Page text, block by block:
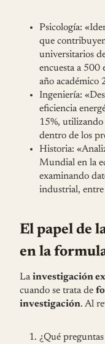
Psicología:
que
universitarios
encuesta a 500
año académico
Ingeniería:
eficiencia
15%, utilizando
dentro de los
Historia:
Mundial en la
examinando
industrial,
El papel de
en la
Lainvestigación
cuando se trata de
investigación. Al
¿Qué